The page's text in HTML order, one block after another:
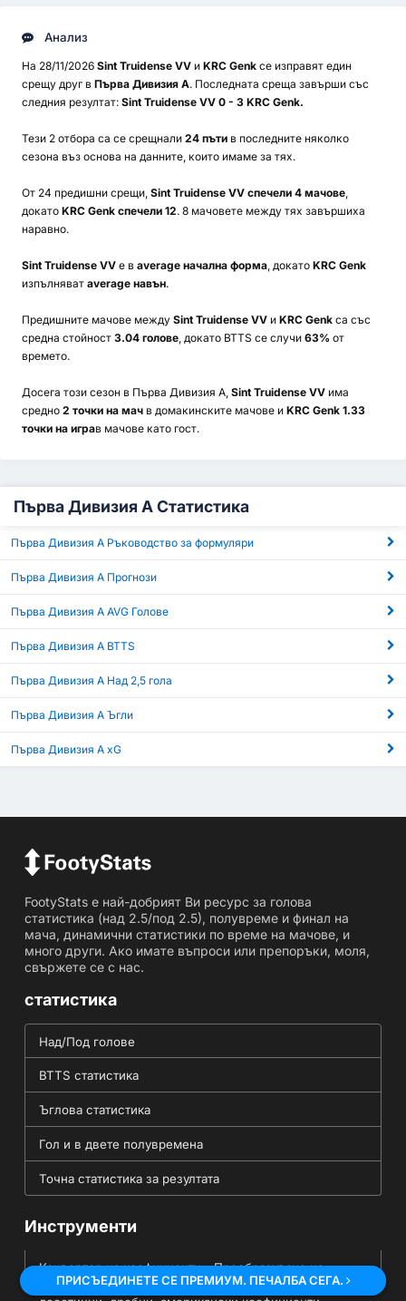
Анализ
На 28/11/2026 Sint Truidense VV и KRC Genk се изправят един
срещу друг в Първа Дивизия А. Последната среща завърши със
следния резултат: Sint Truidense VV 0 - 3 KRC Genk.
Тези 2 отбора са се срещнали 24 пъти в последните няколко
сезона въз основа на данните, които имаме за тях.
От 24 предишни срещи, Sint Truidense VV спечели 4 мачове
докато KRC Genk спечели 12. 8 мачовете между тях завършиха
наравно.
Sint Truidense VV е в average начална форма , докато KRC Genk
изпълняват average навън.
Предишните мачове между Sint Truidense VV и KRC Genk са със
средна стойност 3.04 голове , докато BTTS се случи 63% от
времето.
Досега този сезон в Първа Дивизия А, Sint Truidense VV има
средно 2 точки на мач в домакинските мачове и KRC Genk 1.33
точки на играв мачове като гост.
Първа Дивизия А Статистика
Първа Дивизия А Ръководство за формуляри
Първа Дивизия А Прогнози
Първа Дивизия А AVG Голове
Първа Дивизия А BTTS
Първа Дивизия А Над 2,5 гола
Първа Дивизия А Ъгли
Първа Дивизия А xG
FootyStats е най-добрият Ви ресурс за голова
статистика (над 2.5/под 2.5), полувреме и финал на
мача, динамични статистики по време на мачове, и
много други. Ако имате въпроси или препоръки, моля,
свържете се с нас.
статистика
Над/Под голове
BTTS статистика
Ъглова статистика
Гол и в двете полувремена
Точна статистика за резултата
Инструменти
Конвертор на коефициенти - Преобразуване на
ПРИСЪЕДИНЕТЕ СЕ ПРЕМИУМ. ПЕЧАЛБА СЕГА.